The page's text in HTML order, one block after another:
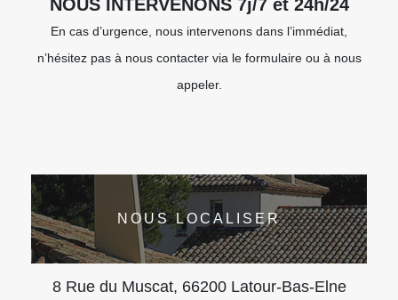
NOUS INTERVENONS 7j/7 et 24h/24
En cas d’urgence, nous intervenons dans l’immédiat,
n’hésitez pas à nous contacter via le formulaire ou à nous
appeler.
NOUS LOCALISER
8 Rue du Muscat, 66200 Latour-Bas-Elne